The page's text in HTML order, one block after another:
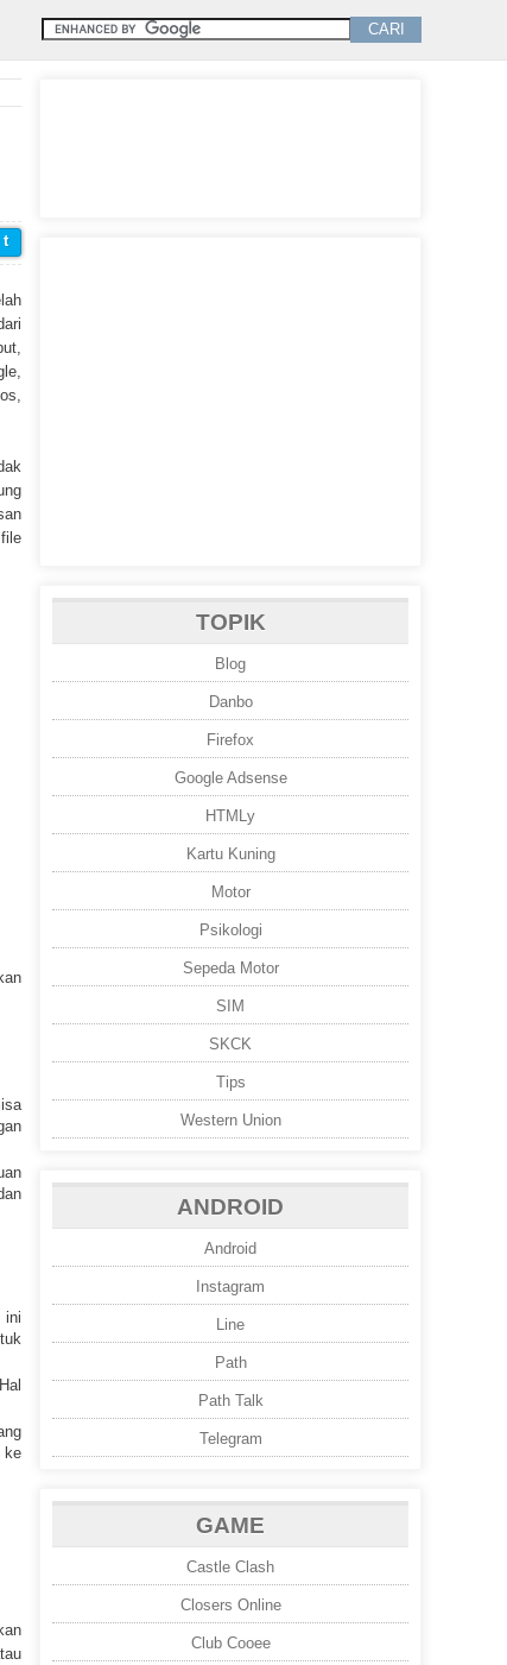
t
ini
ke
TOPIK
Blog
Danbo
Firefox
Google Adsense
HTMLy
Kartu Kuning
Motor
Psikologi
Sepeda Motor
SIM
SKCK
Tips
Western Union
ANDROID
Android
Instagram
Line
Path
Path Talk
Telegram
GAME
Castle Clash
Closers Online
Club Cooee